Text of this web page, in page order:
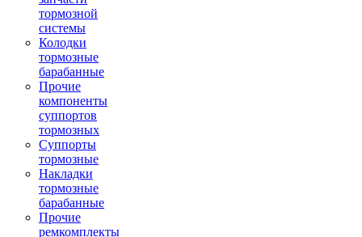
тормозной
системы
Колодки
тормозные
барабанные
Прочие
компоненты
суппортов
тормозных
Суппорты
тормозные
Накладки
тормозные
барабанные
Прочие
ремкомплекты